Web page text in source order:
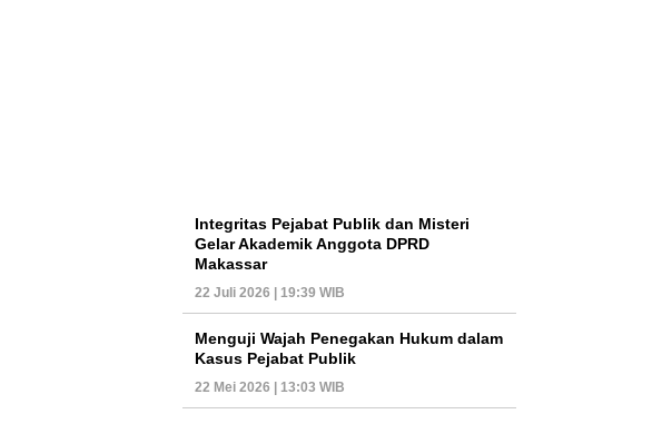
Integritas Pejabat Publik dan Misteri
Gelar Akademik Anggota DPRD
Makassar
22 Juli 2026 | 19:39 WIB
Menguji Wajah Penegakan Hukum dalam
Kasus Pejabat Publik
22 Mei 2026 | 13:03 WIB